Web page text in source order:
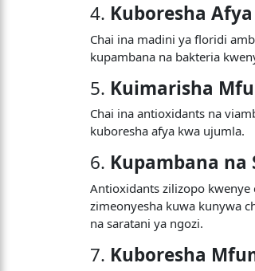
4. Kuboresha
Chai ina madini ya floridi
kupambana na bakteria
5. Kuimarisha
Chai ina antioxidants na
kuboresha afya kwa ujumla.
6. Kupambana na
Antioxidants zilizopo kwenye
zimeonyesha kuwa kunywa
na saratani ya ngozi.
7. Kuboresha